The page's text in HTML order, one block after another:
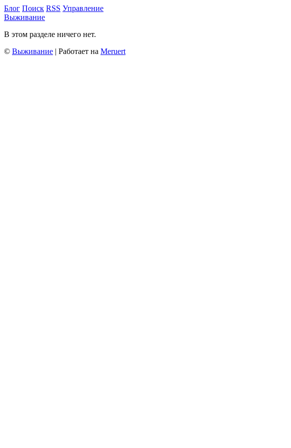
Блог Поиск RSS Управление
Выживание
В этом разделе ничего нет.
© Выживание | Работает на Meruert